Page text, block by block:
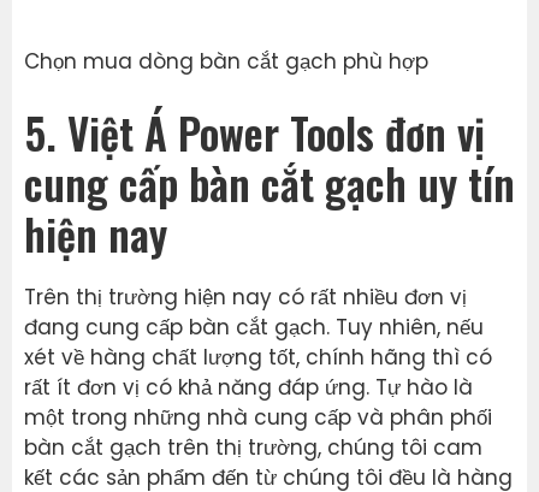
Chọn mua dòng bàn cắt gạch phù hợp
5. Việt Á Power Tools đơn vị
cung cấp bàn cắt gạch uy tín
hiện nay
Trên thị trường hiện nay có rất nhiều đơn vị
đang cung cấp bàn cắt gạch. Tuy nhiên, nếu
xét về hàng chất lượng tốt, chính hãng thì có
rất ít đơn vị có khả năng đáp ứng. Tự hào là
một trong những nhà cung cấp và phân phối
bàn cắt gạch trên thị trường, chúng tôi cam
kết các sản phẩm đến từ chúng tôi đều là hàng